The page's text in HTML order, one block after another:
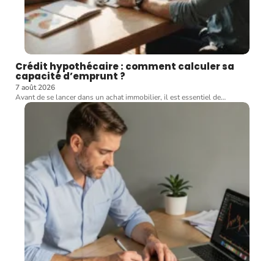
Crédit hypothécaire : comment calculer sa
capacité d’emprunt ?
7 août 2026
Avant de se lancer dans un achat immobilier, il est essentiel de…